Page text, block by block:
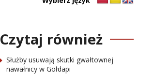
Czytaj również
Służby usuwają skutki gwałtownej
nawałnicy w Gołdapi